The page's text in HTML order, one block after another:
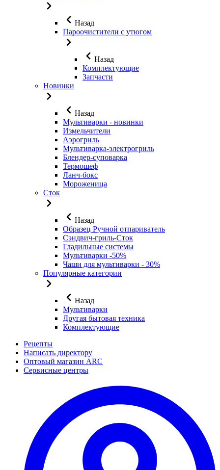
Назад
Пароочистители с утюгом
Назад
Комплектующие
Запчасти
Новинки
Назад
Мультиварки - новинки
Измельчители
Аэрогриль
Мультиварка-электрогриль
Блендер-суповарка
Термошеф
Ланч-бокс
Мороженица
Сток
Назад
Образец Ручной отпариватель
Сэндвич-гриль-Сток
Гладильные системы
Мультиварки -50%
Чаши для мультиварки - 30%
Популярные категории
Назад
Мультиварки
Другая бытовая техника
Комплектующие
Рецепты
Написать директору
Оптовый магазин ARC
Сервисные центры